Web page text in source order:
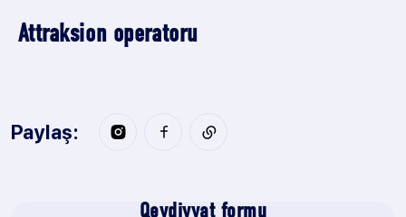
Attraksion operatoru
Paylaş:
Qeydiyyat formu